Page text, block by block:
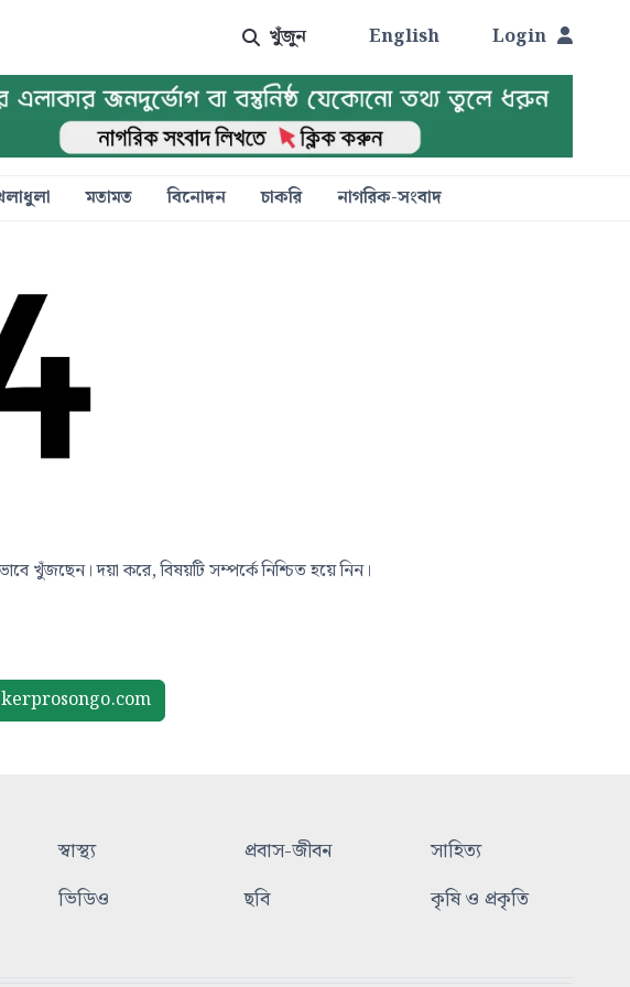
খুঁজুন English Login
মতামত বিনোদন চাকরি নাগরিক-সংবাদ
খুঁজছেন। দয়া করে, বিষয়টি সম্পর্কে নিশ্চিত হয়ে নিন।
স্বাস্থ্য প্রবাস-জীবন
সাহিত্য
ভিডিও ছবি কৃষি ও প্রকৃতি